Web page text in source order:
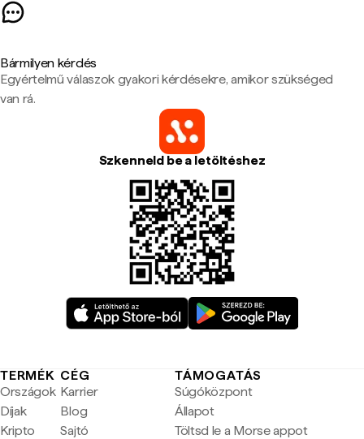
Bármilyen kérdés
Egyértelmű válaszok gyakori kérdésekre, amikor szükséged
van rá.
Szkenneld be a letöltéshez
TERMÉK
Országok
Díjak
Kripto
CÉG
Karrier
Blog
Sajtó
TÁMOGATÁS
Súgóközpont
Állapot
Töltsd le a Morse appot